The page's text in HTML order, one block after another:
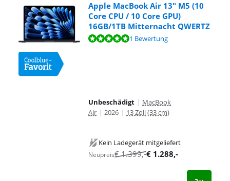
Apple MacBook Air 13" M5 (10
Core CPU / 10 Core GPU)
16GB/1TB Mitternacht QWERTZ
Bewertet mit 9,6 von 10, basierend auf 1 Bewertung.
1 Bewertung
Unbeschädigt | MacBook
Air | 2026 | 13 Zoll (33 cm)
Kein Ladegerät mitgeliefert
Neupreis€1.399,-€ 1.288,-